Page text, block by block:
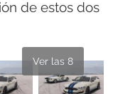
de estos dos
Ver las 8